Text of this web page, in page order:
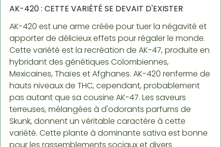
AK-420 : CETTE VARIÉTÉ SE DEVAIT D'EXISTER
AK-420 est une arme créée pour tuer la négavité et
apporter de délicieux effets pour régaler le monde.
Cette variété est la recréation de AK-47, produite en
hybridant des génétiques Colombiennes,
Mexicaines, Thaïes et Afghanes. AK-420 renferme de
hauts niveaux de THC, cependant, probablement
pas autant que sa cousine AK-47. Les saveurs
terreuses, mélangées à d'odorants parfums de
Skunk, donnent un véritable caractère à cette
variété. Cette plante à dominante sativa est bonne
pour les rassemblements sociaux et divers